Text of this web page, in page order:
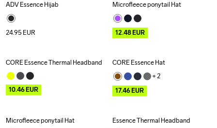
Recycled
ADV Essence Hijab
24.95 EUR
Outlet
Microfleece ponytail Hat
12.48EUR
Outlet
CORE Essence Thermal Headband
10.46EUR
Outlet
CORE Essence Hat
+ 2
17.46EUR
Outlet
Microfleece ponytail Hat Outlet
Essence Thermal Headband